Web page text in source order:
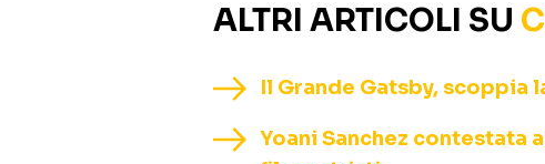
ALTRI ARTICOLI SU
Il Grande Gatsby, scoppia
Yoani Sanchez contestata